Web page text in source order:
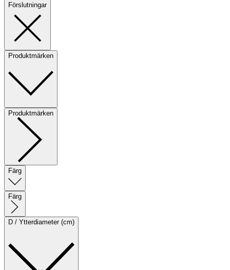
Förslutningar
Produktmärken
Produktmärken
Färg
Färg
D / Ytterdiameter (cm)